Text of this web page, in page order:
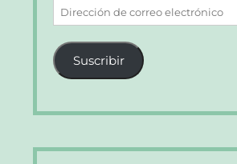
Dirección
de
correo
electrónico
Suscribir